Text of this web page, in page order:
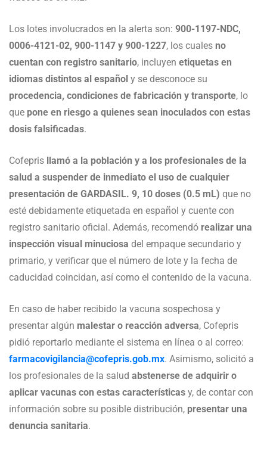
Los lotes involucrados en la alerta son: 900-1197-NDC,
0006-4121-02, 900-1147 y 900-1227, los cuales no
cuentan con registro sanitario, incluyen etiquetas en
idiomas distintos al español y se desconoce su
procedencia, condiciones de fabricación y transporte, lo
que pone en riesgo a quienes sean inoculados con estas
dosis falsificadas.
Cofepris llamó a la población y a los profesionales de la
salud a suspender de inmediato el uso de cualquier
presentación de GARDASIL. 9, 10 doses (0.5 mL) que no
esté debidamente etiquetada en español y cuente con
registro sanitario oficial. Además, recomendó realizar una
inspección visual minuciosa del empaque secundario y
primario, y verificar que el número de lote y la fecha de
caducidad coincidan, así como el contenido de la vacuna.
En caso de haber recibido la vacuna sospechosa y
presentar algún malestar o reacción adversa, Cofepris
pidió reportarlo mediante el sistema en línea o al correo:
farmacovigilancia@cofepris.gob.mx. Asimismo, solicitó a
los profesionales de la salud abstenerse de adquirir o
aplicar vacunas con estas características y, de contar con
información sobre su posible distribución, presentar una
denuncia sanitaria.